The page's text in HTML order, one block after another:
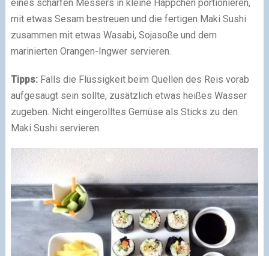
eines scharfen Messers in kleine Häppchen portionieren,
mit etwas Sesam bestreuen und die fertigen Maki Sushi
zusammen mit etwas Wasabi, Sojasoße und dem
marinierten Orangen-Ingwer servieren.
Tipps:Falls die Flüssigkeit beim Quellen des Reis vorab
aufgesaugt sein sollte, zusätzlich etwas heißes Wasser
zugeben. Nicht eingerolltes Gemüse als Sticks zu den
Maki Sushi servieren.